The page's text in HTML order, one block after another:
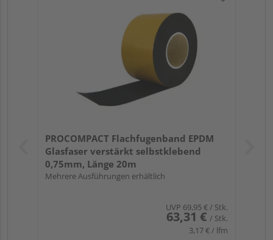
PROCOMPACT Flachfugenband EPDM
Glasfaser verstärkt selbstklebend
0,75mm, Länge 20m
Mehrere Ausführungen erhältlich
UVP 69,95 €/ Stk.
63,31 € / Stk.
3,17 € / lfm